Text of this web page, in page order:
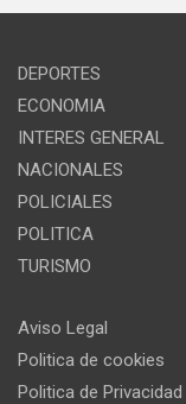
DEPORTES
ECONOMIA
INTERES GENERAL
NACIONALES
POLICIALES
POLITICA
TURISMO
Aviso Legal
Politica de cookies
Politica de Privacidad